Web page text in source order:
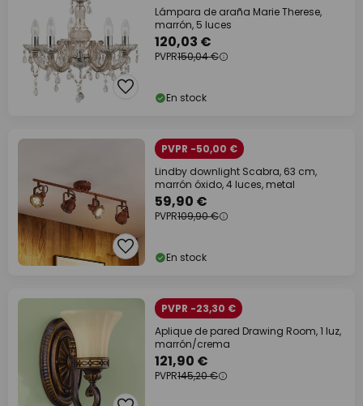
Lámpara de araña Marie Therese,
marrón, 5 luces
120,03 €
PVPR150,04 €
En stock
PVPR -50,00 €
Lindby downlight Scabra, 63 cm,
marrón óxido, 4 luces, metal
59,90 €
PVPR109,90 €
En stock
PVPR -23,30 €
Aplique de pared Drawing Room, 1 luz,
marrón/crema
121,90 €
PVPR145,20 €